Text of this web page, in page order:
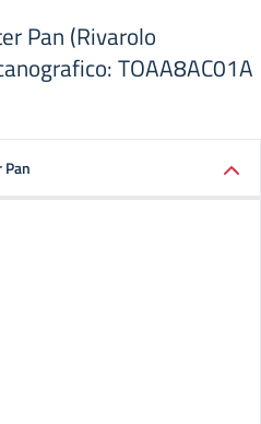
Pan (Rivarolo
TOAA8AC01A